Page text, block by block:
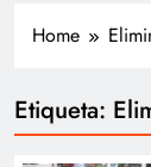
Home
Etiqueta: